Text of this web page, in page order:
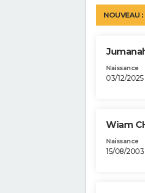
NOUVEAU :
Naissance
03/12/2025
Wiam
Naissance
15/08/2003